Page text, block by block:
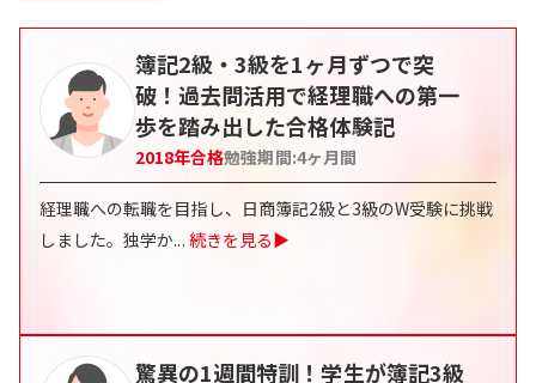
簿記2級・3級を1ヶ月ずつで突
破！過去問活用で経理職への第一
歩を踏み出した合格体験記
2018年合格勉強期間:4ヶ月間
経理職への転職を目指し、日商簿記2級と3級のW受験に挑戦
しました。独学か... 続きを見る▶
驚異の1週間特訓！学生が簿記3級